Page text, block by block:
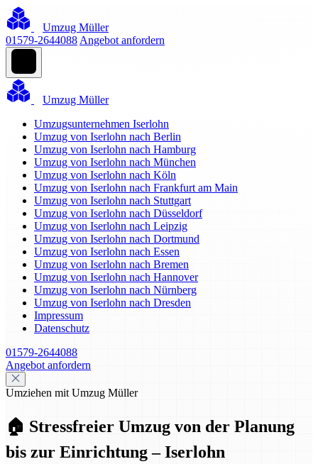
Umzug Müller
01579-2644088 Angebot anfordern
Umzug Müller
Umzugsunternehmen Iserlohn
Umzug von Iserlohn nach Berlin
Umzug von Iserlohn nach Hamburg
Umzug von Iserlohn nach München
Umzug von Iserlohn nach Köln
Umzug von Iserlohn nach Frankfurt am Main
Umzug von Iserlohn nach Stuttgart
Umzug von Iserlohn nach Düsseldorf
Umzug von Iserlohn nach Leipzig
Umzug von Iserlohn nach Dortmund
Umzug von Iserlohn nach Essen
Umzug von Iserlohn nach Bremen
Umzug von Iserlohn nach Hannover
Umzug von Iserlohn nach Nürnberg
Umzug von Iserlohn nach Dresden
Impressum
Datenschutz
01579-2644088
Angebot anfordern
Umziehen mit Umzug Müller
🏠 Stressfreier Umzug von der Planung
bis zur Einrichtung – Iserlohn